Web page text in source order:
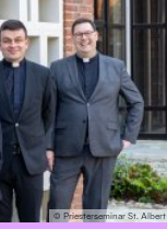
© Priesterseminar St. Albert